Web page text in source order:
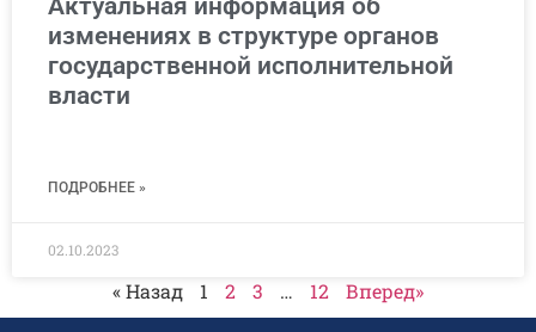
изменениях в структуре органов
государственной исполнительной
власти
ПОДРОБНЕЕ »
02.10.2023
« Назад 1 2 3 … 12 Вперед»